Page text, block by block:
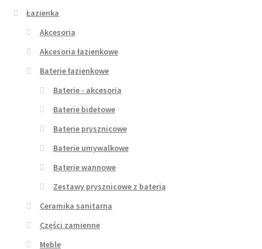
Łazienka
Akcesoria
Akcesoria łazienkowe
Baterie łazienkowe
Baterie - akcesoria
Baterie bidetowe
Baterie prysznicowe
Baterie umywalkowe
Baterie wannowe
Zestawy prysznicowe z baterią
Ceramika sanitarna
Części zamienne
Meble